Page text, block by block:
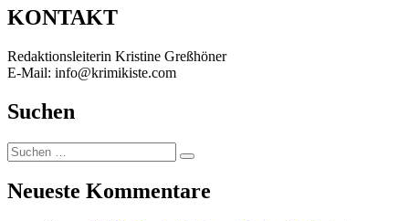
KONTAKT
Redaktionsleiterin Kristine Greßhöner
E-Mail: info@krimikiste.com
Suchen
Suchen
nach:
Suchen
Neueste Kommentare